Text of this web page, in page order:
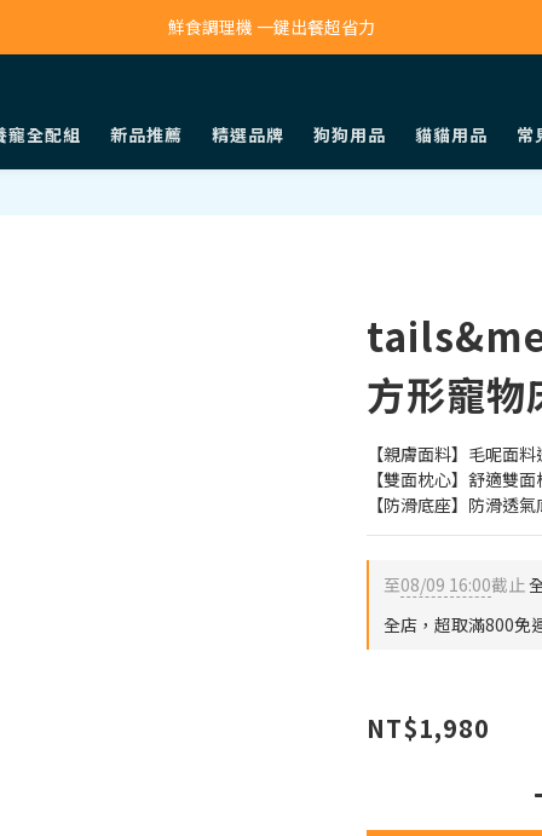
寵物吸毛機 吸毛清淨抗敏一次搞定
鮮食調理機 一鍵出餐超省力
寵全配組 新品推薦 精選品牌 狗狗用品 貓貓用品 常
方形寵物
【親膚面料】毛呢面
【雙面枕心】舒適雙
【防滑底座】防滑透
至08/09 16:00截止
全店，超取滿800免
NT$1,980